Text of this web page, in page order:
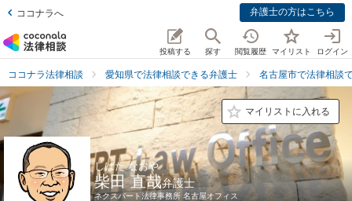
ココナラへ 弁護士の方はこちら
投稿する 探す 閲覧履歴 マイリスト ログイン
ココナラ法律相談 愛知県で法律相談できる弁護士 名古屋市で法律相談
マイリストに入れる
しばた なおや
柴田 直哉弁護士
ネクスパート法律事務所 名古屋オフィス